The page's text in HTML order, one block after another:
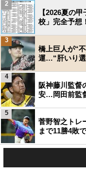
【2026夏の
校」完全予想
2
橋上巨人が“
運…“肝いり
3
阪神藤川監督
安…岡田前監
4
菅野智之トレ
まで11勝4敗
5